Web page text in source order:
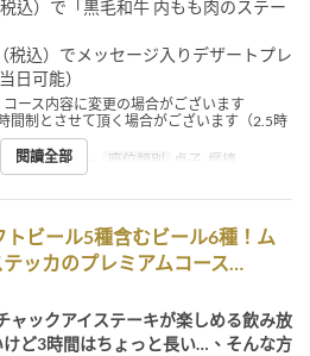
込）で「黒毛和牛 内もも肉のステー
税込）でメッセージ入りデザートプレ
日可能）
ース内容に変更の場合がございます
間制とさせて頂く場合がございます（2.5時
最大下單數 座位類別 桌子, 櫃檯
閱讀全部
トビール5種含むビール6種！ム
ッカのプレミアムコース…
ャックアイステーキが楽しめる飲み放
ど3時間はちょっと長い…、そんな方